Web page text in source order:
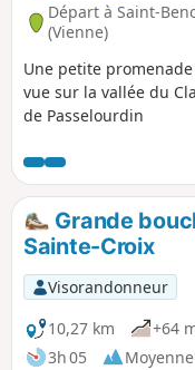
Départ à Saint-
(Vienne)
Une petite
vue sur la vallée du
de Passelourdin
Grande
Sainte-Croix
Visorandonneur
10,27 km
+64
3h 05
Moyenne